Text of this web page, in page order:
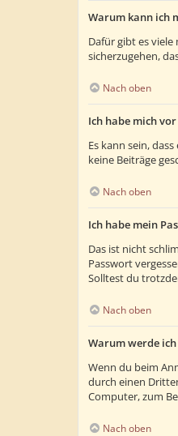
Warum kann ich
Dafür gibt es
sicherzugehen,
Nach oben
Ich habe mich
Es kann sein,
keine Beiträge
Nach oben
Ich habe mein
Das ist nicht
Passwort
Solltest du
Nach oben
Warum werde
Wenn du beim
durch einen
Computer, zum
Nach oben